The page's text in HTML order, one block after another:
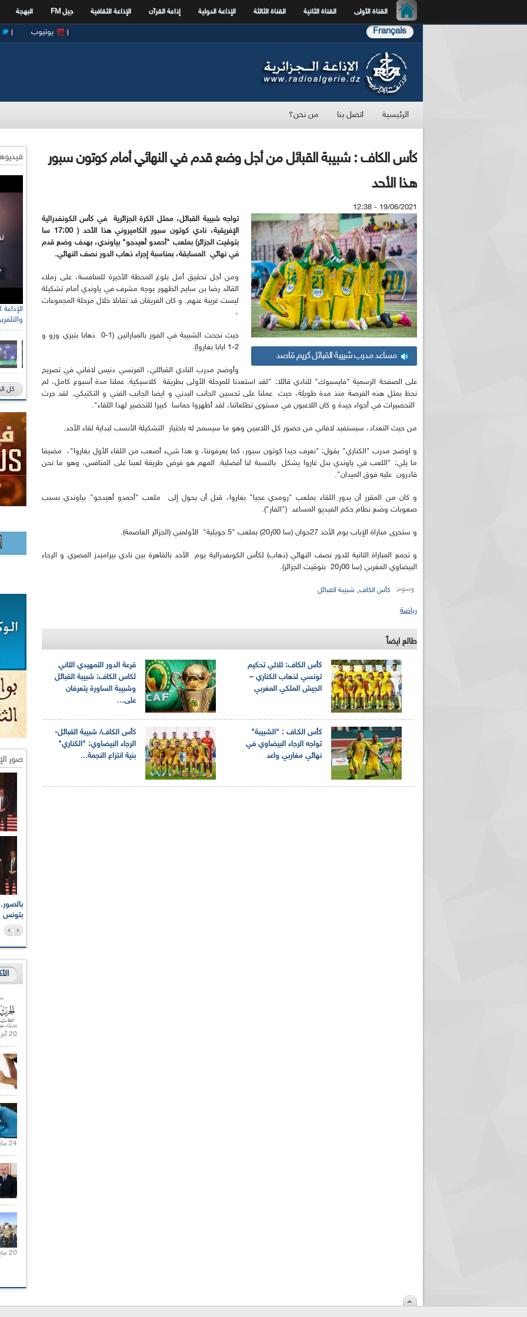
القناة الأولى القناة الثانية القناة الثالثة الإذاعة الدولية إذاعة القرآن الإذاعة الثقافية جيل FM البهجة
Français يوتيوب
الرئيسية اتصل بنا من نحن؟
كأس الكاف : شبيبة القبائل من أجل وضع قدم في النهائي أمام كوتون سبور
هـذا الأحد
19/06/2021 - 12:38
مساعد مدرب شبيبة القبائل كريم قاصد
تواجه شبيبة القبائل، ممثل الكرة الجزائرية في كأس الكونفدرالية
الإفريقية، نادي كوتون سبور الكاميروني هذا الأحد ( 17:00 سا
بتوقيت الجزائر) بملعب "أحمدو أهيدجو" بياوندي، بهدف وضع قدم
في نهائي المسابقة، بمناسبة إجراء ذهاب الدور نصف النهائي.
ومن أجل تحقيق أمل بلوغ المحطة الأخيرة للمنافسة، على زملاء
القائد رضا بن سايح الظهور بوجه مشرف في ياوندي أمام تشكيلة
ليست غريبة عنهم. و كان الفريقان قد تقابلا خلال مرحلة المجموعات
،
حيث نجحت الشبيبة في الفوز بالمباراتين (1-0 ذهابا بتيزي وزو و
2-1 ايابا بغاروا).
وأوضح مدرب النادي القبائلي، الفرنسي دنيس لافاني في تصريح
على الصفحة الرسمية "فايسبوك" للنادي قائلا: "لقد استعدنا للمرحلة الأولى بطريقة كلاسيكية. عملنا مدة أسبوع كامل، لم
نحظ بمثل هذه الفرصة منذ مدة طويلة، حيث عملنا على تحسين الجانب البدني و ايضا الجانب الفني و التكتيكي. لقد جرت
التحضيرات في أجواء جيدة و كان اللاعبون في مستوى تطلعاتنا، لقد أظهروا حماسا كبيرا للتحضير لهذا اللقاء".
من حيث التعداد، سيستفيد لافاني من حضور كل اللاعبين وهو ما سيسمح له باختيار التشكيلة الأنسب لبداية لقاء الأحد.
و اوضح مدرب "الكناري" يقول: "نعرف جيدا كوتون سبور، كما يعرفوننا، و هذا شيء أصعب من اللقاء الأول بغاروا"، مضيفا
ما يلي: "اللعب في ياوندي بدل غاروا يشكل بالنسبة لنا أفضلية. المهم هو فرض طريقة لعبنا على المنافس، وهو ما نحن
قادرون عليه فوق الميدان".
و كان من المقرر أن يدور اللقاء بملعب "رومدي عجيا" بغاروا، قبل أن يحول إلى ملعب "أحمدو أهيدجو" بياوندي بسبب
صعوبات وضع نظام حكم الفيديو المساعد ("الفار").
و ستجرى مباراة الإياب يوم الأحد 27جوان (سا 00ر20) بملعب "5 جويلية" الأولمبي (الجزائر العاصمة).
و تجمع المباراة الثانية للدور نصف النهائي (ذهاب) لكأس الكونفدرالية يوم الأحد بالقاهرة بين نادي بيراميدز المصري و الرجاء
البيضاوي المغربي (سا 00ر20 بتوقيت الجزائر).
وسوم: كأس الكاف, شبيبة القبائل
رياضة
طالع ايضاً
قرعة الدور التمهيدي الثاني
لكاس الكاف: شبيبة القبائل
وشبيبة الساورة يتعرفان
على...
كأس الكاف: ثلاثي تحكيم
تونسي لذهاب الكناري –
الجيش الملكي المغربي
كأس الكاف/ شبيبة القبائل-
الرجاء البيضاوي: "الكناري"
بنية انتزاع النجمة...
كأس الكـاف : "الشبيبة"
تواجه الرجاء البيضاوي في
نهائي مغاربي واعد
كل
صور
بتونس
20 أبريل 2021 |
24 مايو 2021 |
20 مايو 2021 |